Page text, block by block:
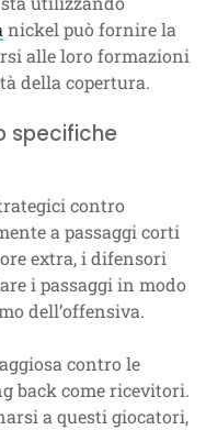
nickel può fornire la
alle loro formazioni
della copertura.
specifiche
contro
a passaggi corti
extra, i difensori
i passaggi in modo
dell’offensiva.
contro le
back come ricevitori.
a questi giocatori,